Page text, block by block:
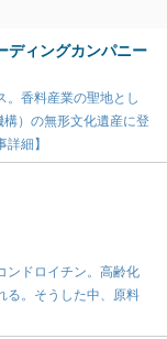
ディングカンパニー
。香料産業の聖地とし
）の無形文化遺産に登
細】
ンドロイチン。高齢化
る。そうした中、原料